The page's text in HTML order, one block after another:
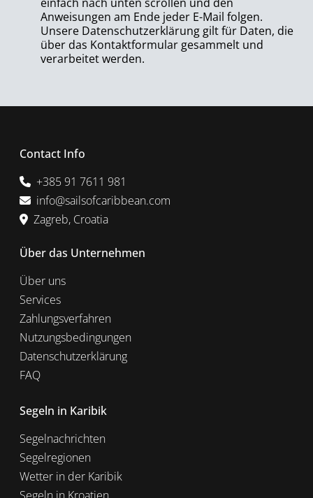
Anweisungen am Ende jeder E-Mail folgen.
Unsere Datenschutzerklärung gilt für Daten, die
über das Kontaktformular gesammelt und
verarbeitet werden.
Contact Info
+385 91 7611 981
info@sailsofcaribbean.com
Zagreb, Croatia
Über das Unternehmen
Über uns
Services
Zahlungsverfahren
Nutzungsbedingungen
Datenschutzerklärung
FAQ
Segeln in Karibik
Segelnachrichten
Segelregionen
Wetter in der Karibik